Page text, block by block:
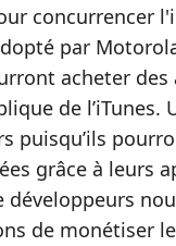
concurrencer
par
acheter des
de l’iTunes.
puisqu’ils
grâce à leurs
développeurs
de monétiser